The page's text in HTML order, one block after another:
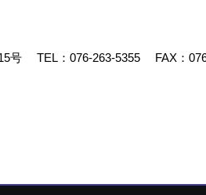
して監査責任者を選任しておりま
用目的について
号 TEL： 076-263-5355 FAX：